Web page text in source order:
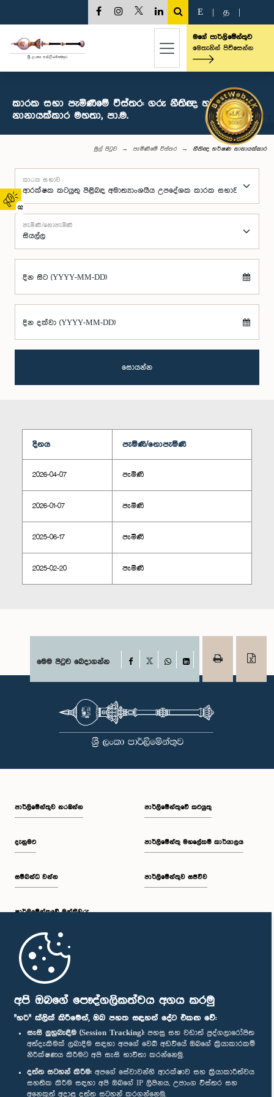
අපි ඔබගේ පෞද්ගලිකත්වය අගය කරමු
"හරි" ක්ලික් කිරීමෙන්, ඔබ පහත සඳහන් දේට එකඟ වේ:
සැසි ලුහුබැඳීම (Session Tracking): පහසු සහ වඩාත් පුද්ගලාරෝපිත
අත්දැකීමක් ලබාදීම සඳහා අපගේ වෙබ් අඩවියේ ඔබගේ ක්‍රියාකාරකම්
නිරීක්ෂණය කිරීමට අපි සැසි භාවිතා කරන්නෙමු.
දත්ත සටහන් කිරීම: අපගේ සේවාවන්හි ආරක්ෂාව සහ ක්‍රියාකාරීත්වය
සහතික කිරීම සඳහා අපි ඔබගේ IP ලිපිනය, උපාංග විස්තර සහ
අනෙකුත් අදාළ දත්ත සටහන් කරගන්නෙමු.
02
E த
මගේ පාර්ලිමේන්තුව
මෙතැනින් පිවිසෙන්න
කාරක සභා පැමිණීමේ විස්තර: ගරු නීතිඥ හර්ෂණ
නානායක්කාර මහතා, පා.ම.
මුල් පිටුව පැමිණීමේ විස්තර නීතිඥ හර්ෂණ නානායක්කාර
කාරක සභාව
පැමිණි/නොපැමිණි
දින සිට (YYYY-MM-DD)
දින දක්වා (YYYY-MM-DD)
සොයන්න
දිනය පැමිණි/නොපැමිණි
2026-04-07 පැමිණි
2026-01-07 පැමිණි
2025-06-17 පැමිණි
2025-02-20 පැමිණි
මෙම පිටුව බෙදාගන්න Facebook
WhatsAppLinkedIn
පාර්ලි‌මේන්තුව නරඹන්න
දැනුමට
සම්බන්ධ වන්න
පාර්ලි‌මේන්තුවේ මන්ත්‍රීවරු
මුල් පිටුව
පාර්ලිමේන්තුවේ කටයුතු
පාර්ලිමේන්තු මහලේකම් කාර්යාලය
පාර්ලිමේන්තුව සජීවීව
පාර්ලිමේන්තු ජංගම යෙදුම
අප හා සම්බන්ධ වී සිටින්න :